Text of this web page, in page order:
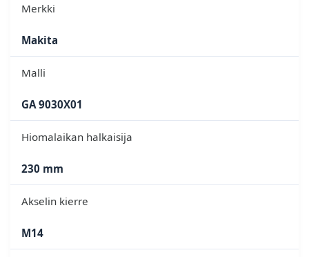
Merkki
Makita
Malli
GA 9030X01
Hiomalaikan halkaisija
230 mm
Akselin kierre
M14